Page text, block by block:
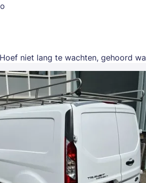
niet lang te wachten, gehoord